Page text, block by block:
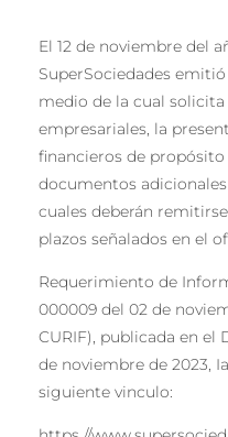
El 12 de noviembre del
SuperSociedades
medio de la cual
empresariales, la
financieros de
documentos
cuales deberán
plazos señalados en el
Requerimiento de
000009 del 02 de
CURIF), publicada en el
de noviembre de 2023,
siguiente vinculo: